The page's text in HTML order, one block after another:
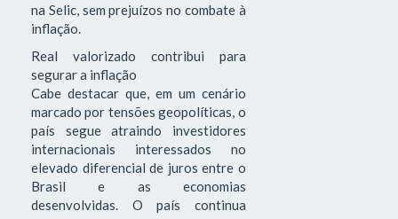
na Selic, sem prejuízos no combate à
inflação.
Real valorizado contribui para
segurar a inflação
Cabe destacar que, em um cenário
marcado por tensões geopolíticas, o
país segue atraindo investidores
internacionais interessados no
elevado diferencial de juros entre o
Brasil e as economias
desenvolvidas. O país continua